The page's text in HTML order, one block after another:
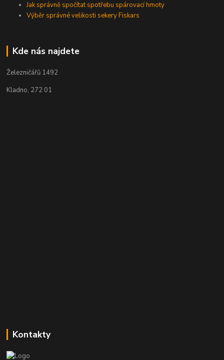
Jak správně spočítat spotřebu spárovací hmoty
Výběr správné velikosti sekery Fiskars
Kde nás najdete
Železničářů 1492
Kladno, 272 01
Kontakty